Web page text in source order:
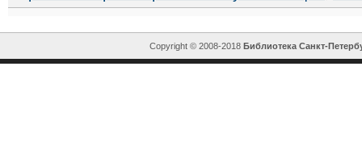
Copyright © 2008-2018 Библиотека Санкт-